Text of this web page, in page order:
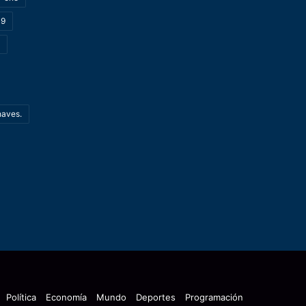
Política Economía Mundo Deportes Programación